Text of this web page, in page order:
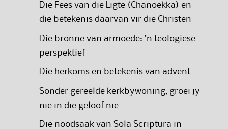
Die Fees van die Ligte (Chanoekka) en
die betekenis daarvan vir die Christen
Die bronne van armoede: ’n teologiese
perspektief
Die herkoms en betekenis van advent
Sonder gereelde kerkbywoning, groei jy
nie in die geloof nie
Die noodsaak van Sola Scriptura in